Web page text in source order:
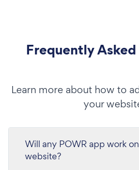
Frequently
Learn more about how to
your
Will any POWR app work
website?